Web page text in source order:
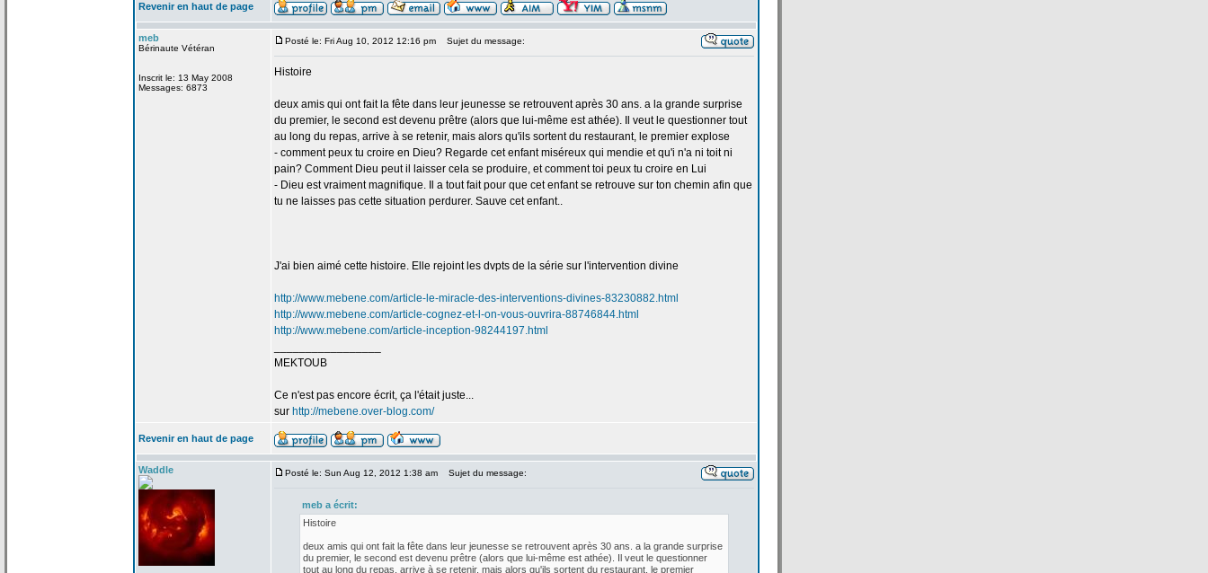
Revenir en haut de page
meb
Bérinaute Vétéran
Inscrit le: 13 May 2008
Messages: 6873
Posté le: Fri Aug 10, 2012 12:16 pm Sujet du message:
Histoire
deux amis qui ont fait la fête dans leur jeunesse se retrouvent après 30 ans. a la grande surprise
du premier, le second est devenu prêtre (alors que lui-même est athée). Il veut le questionner tout
au long du repas, arrive à se retenir, mais alors qu'ils sortent du restaurant, le premier explose
- comment peux tu croire en Dieu? Regarde cet enfant miséreux qui mendie et qu'i n'a ni toit ni
pain? Comment Dieu peut il laisser cela se produire, et comment toi peux tu croire en Lui
- Dieu est vraiment magnifique. Il a tout fait pour que cet enfant se retrouve sur ton chemin afin que
tu ne laisses pas cette situation perdurer. Sauve cet enfant..
J'ai bien aimé cette histoire. Elle rejoint les dvpts de la série sur l'intervention divine
http://www.mebene.com/article-le-miracle-des-interventions-divines-83230882.html
http://www.mebene.com/article-cognez-et-l-on-vous-ouvrira-88746844.html
http://www.mebene.com/article-inception-98244197.html
MEKTOUB
Ce n'est pas encore écrit, ça l'était juste...
sur http://mebene.over-blog.com/
Revenir en haut de page
Waddle Posté le: Sun Aug 12, 2012 1:38 am Sujet du message:
meb a écrit:
Histoire
deux amis qui ont fait la fête dans leur jeunesse se retrouvent après 30 ans. a la grande surprise
du premier, le second est devenu prêtre (alors que lui-même est athée). Il veut le questionner
tout au long du repas, arrive à se retenir, mais alors qu'ils sortent du restaurant, le premier